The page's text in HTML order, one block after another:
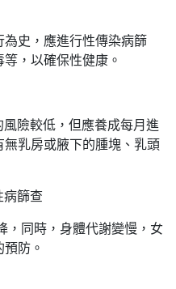
史，應進行性傳染病篩
，以確保性健康。
險較低，但應養成每月進
乳房或腋下的腫塊、乳頭
篩查
，同時，身體代謝變慢，女
防。